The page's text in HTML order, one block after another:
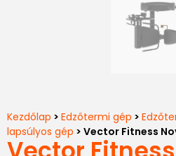
Kezdőlap > Edzőtermi gép >
lapsúlyos gép > Vector Fitness